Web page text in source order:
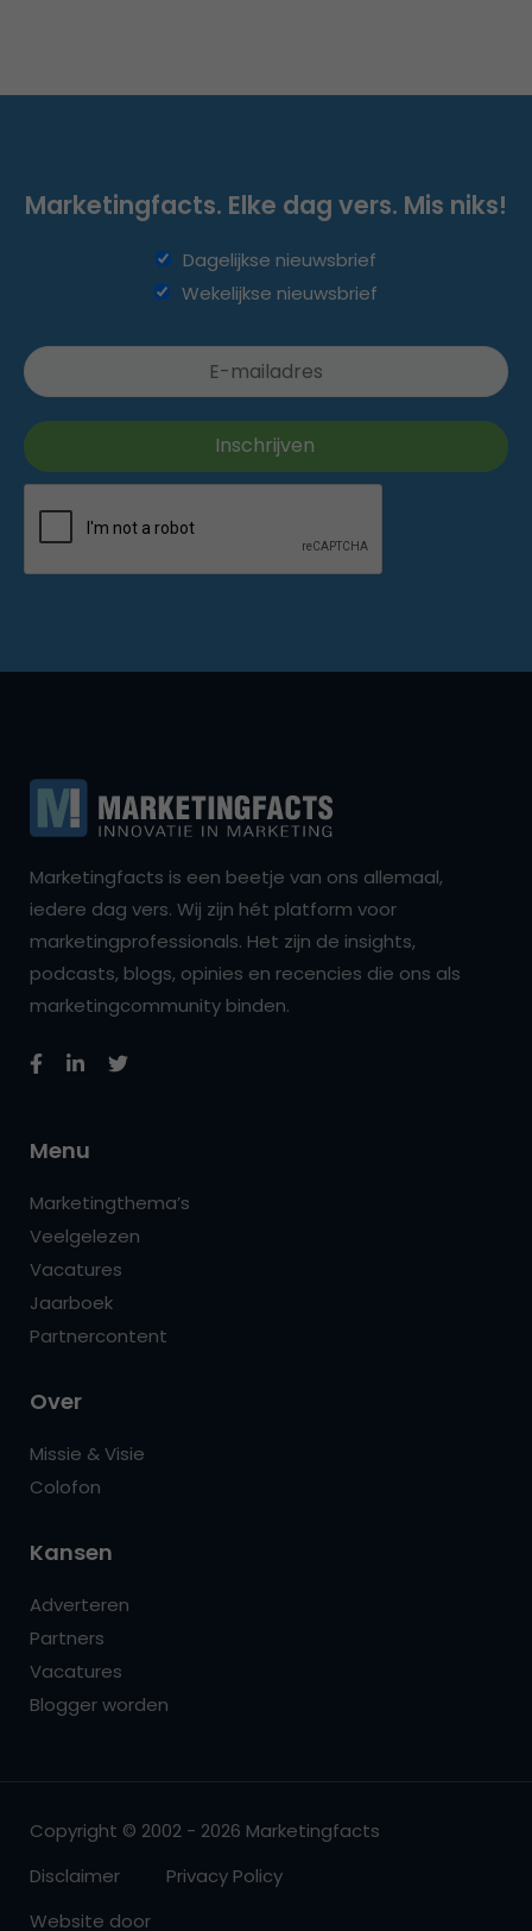
Marketingfacts. Elke dag vers. Mis niks!
Dagelijkse nieuwsbrief
Wekelijkse nieuwsbrief
Marketingfacts is een beetje van ons allemaal,
iedere dag vers. Wij zijn hét platform voor
marketingprofessionals. Het zijn de insights,
podcasts, blogs, opinies en recencies die ons als
marketingcommunity binden.
Menu
Marketingthema’s
Veelgelezen
Vacatures
Jaarboek
Partnercontent
Over
Missie & Visie
Colofon
Kansen
Adverteren
Partners
Vacatures
Blogger worden
Copyright © 2002 - 2026 Marketingfacts
Disclaimer
Privacy Policy
Website door